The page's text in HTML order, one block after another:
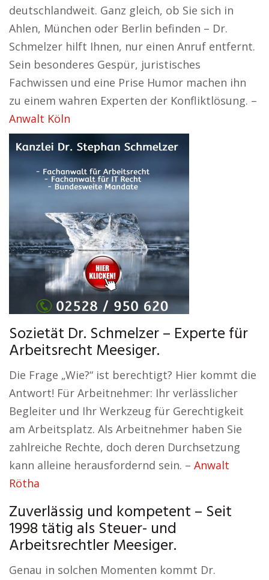
deutschlandweit. Ganz gleich, ob Sie sich in
Ahlen, München oder Berlin befinden – Dr.
Schmelzer hilft Ihnen, nur einen Anruf entfernt.
Sein besonderes Gespür, juristisches
Fachwissen und eine Prise Humor machen ihn
zu einem wahren Experten der Konfliktlösung. –
Anwalt Köln
Sozietät Dr. Schmelzer – Experte für
Arbeitsrecht Meesiger.
Die Frage „Wie?“ ist berechtigt? Hier kommt die
Antwort! Für Arbeitnehmer: Ihr verlässlicher
Begleiter und Ihr Werkzeug für Gerechtigkeit
am Arbeitsplatz. Als Arbeitnehmer haben Sie
zahlreiche Rechte, doch deren Durchsetzung
kann alleine herausfordernd sein. – Anwalt
Rötha
Zuverlässig und kompetent – Seit
1998 tätig als Steuer- und
Arbeitsrechtler Meesiger.
Genau in solchen Momenten kommt Dr.